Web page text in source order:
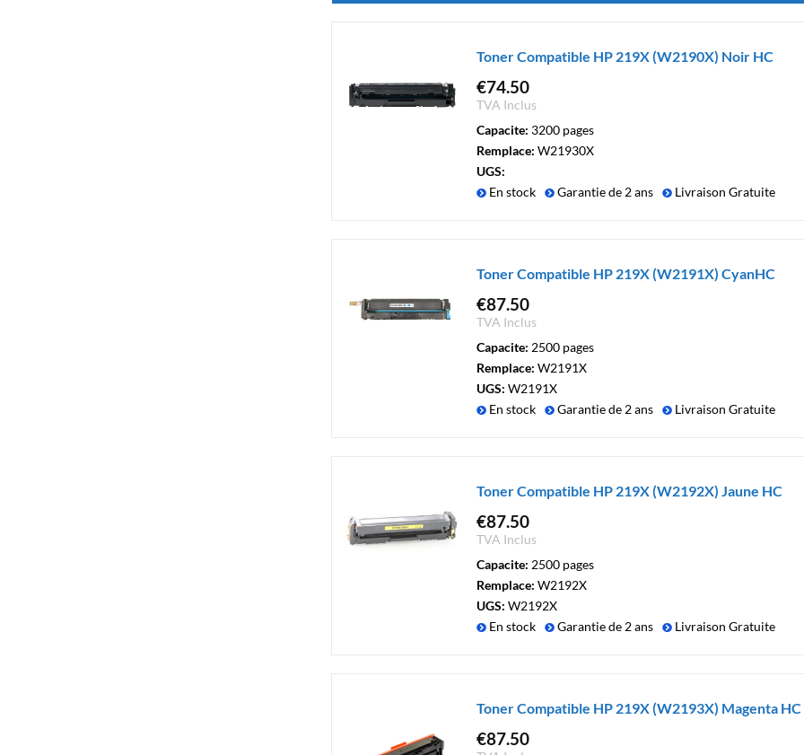
Toner Compatible HP 219X (W2190X) Noir HC
€74.50
TVA Inclus
Capacite: 3200 pages
Remplace: W21930X
UGS:
En stock
Garantie de 2 ans Livraison Gratuite
Toner Compatible HP 219X (W2191X) CyanHC
€87.50
TVA Inclus
Capacite: 2500 pages
Remplace: W2191X
UGS: W2191X
En stock
Garantie de 2 ans Livraison Gratuite
Toner Compatible HP 219X (W2192X) Jaune HC
€87.50
TVA Inclus
Capacite: 2500 pages
Remplace: W2192X
UGS: W2192X
En stock
Garantie de 2 ans Livraison Gratuite
Toner Compatible HP 219X (W2193X) Magenta HC
€87.50